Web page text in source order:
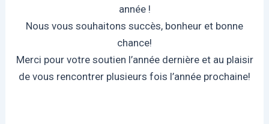
année !
Nous vous souhaitons succès, bonheur et bonne
chance!
Merci pour votre soutien l’année dernière et au plaisir
de vous rencontrer plusieurs fois l’année prochaine!